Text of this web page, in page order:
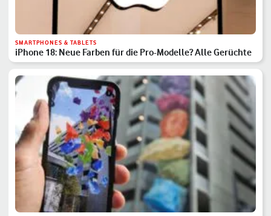
SMARTPHONES & TABLETS
iPhone 18: Neue Farben für die Pro-Modelle? Alle Gerüchte